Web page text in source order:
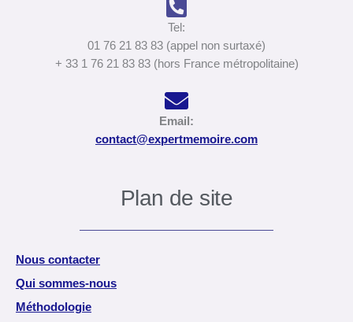
Tel:
01 76 21 83 83 (appel non surtaxé)
+ 33 1 76 21 83 83 (hors France métropolitaine)
Email:
contact@expertmemoire.com
Plan de site
Nous contacter
Qui sommes-nous
Méthodologie